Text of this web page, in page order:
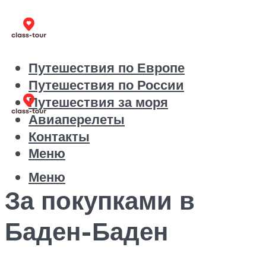
Путешествия по Европе
Путешествия по России
Путешествия за моря
Авиаперелеты
Контакты
Меню
Меню
За покупками в
Баден-Баден